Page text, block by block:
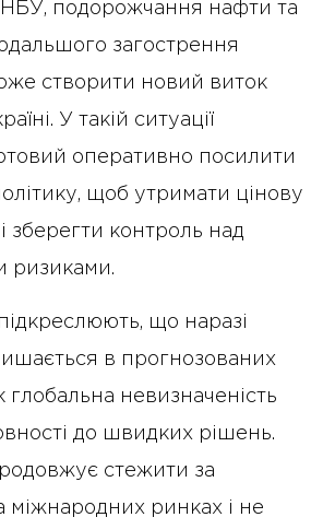
НБУ, подорожчання нафти та
загострення
створити новий виток
У такій ситуації
оперативно посилити
щоб утримати цінову
і зберегти контроль над
ризиками.
що наразі
в прогнозованих
глобальна невизначеність
до швидких рішень.
стежити за
міжнародних ринках і не